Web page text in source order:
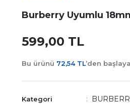
Burberry Uyumlu
599,00 TL
Bu ürünü 72,54 TL’den
Kategori